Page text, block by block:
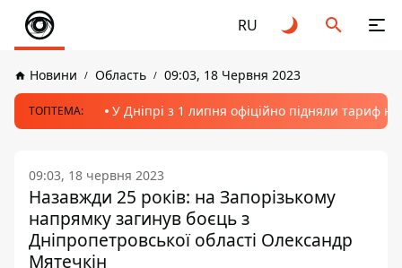
RU
Новини Область 09:03, 18 Червня 2023
ТОПТЕМА: У Дніпрі з 1 липня офіційно підняли тариф
09:03, 18 червня 2023
Назавжди 25 років: на Запорізькому
напрямку загинув боєць з
Дніпропетровської області Олександр
Мятечкін